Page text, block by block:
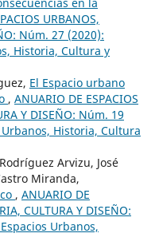
URBANOS,
Núm. 27 (2020):
Historia, Cultura y
El Espacio urbano
, ANUARIO DE ESPACIOS
Y DISEÑO: Núm. 19
Historia, Cultura
Arvizu, José
Miranda,
, ANUARIO DE
CULTURA Y DISEÑO:
Urbanos,